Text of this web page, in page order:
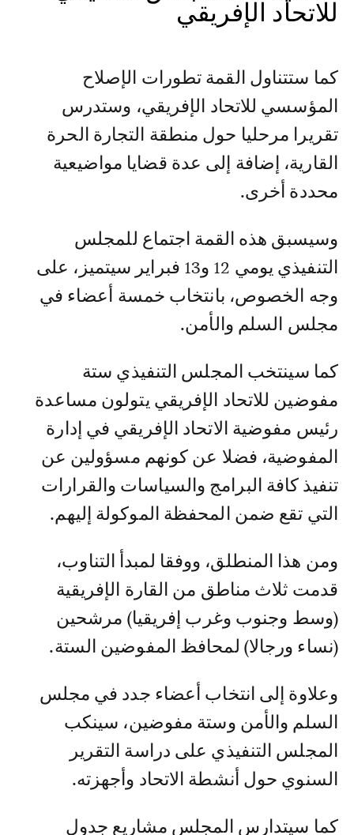
للاتحاد الإفريقي
كما ستتناول القمة تطورات الإصلاح
المؤسسي للاتحاد الإفريقي، وستدرس
تقريرا مرحليا حول منطقة التجارة الحرة
القارية، إضافة إلى عدة قضايا مواضيعية
محددة أخرى.
وسيسبق هذه القمة اجتماع للمجلس
التنفيذي يومي 12 و13 فبراير سيتميز، على
وجه الخصوص، بانتخاب خمسة أعضاء في
مجلس السلم والأمن.
كما سينتخب المجلس التنفيذي ستة
مفوضين للاتحاد الإفريقي يتولون مساعدة
رئيس مفوضية الاتحاد الإفريقي في إدارة
المفوضية، فضلا عن كونهم مسؤولين عن
تنفيذ كافة البرامج والسياسات والقرارات
التي تقع ضمن المحفظة الموكولة إليهم.
ومن هذا المنطلق، ووفقا لمبدأ التناوب،
قدمت ثلاث مناطق من القارة الإفريقية
(وسط وجنوب وغرب إفريقيا) مرشحين
(نساء ورجالا) لمحافظ المفوضين الستة.
وعلاوة إلى انتخاب أعضاء جدد في مجلس
السلم والأمن وستة مفوضين، سينكب
المجلس التنفيذي على دراسة التقرير
السنوي حول أنشطة الاتحاد وأجهزته.
كما سيتدارس المجلس مشاريع جدول